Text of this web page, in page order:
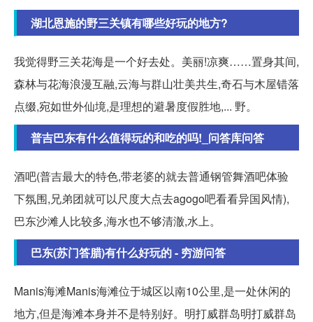
湖北恩施的野三关镇有哪些好玩的地方?
我觉得野三关花海是一个好去处。美丽!凉爽……置身其间,
森林与花海浪漫互融,云海与群山壮美共生,奇石与木屋错落
点缀,宛如世外仙境,是理想的避暑度假胜地,... 野。
普吉巴东有什么值得玩的和吃的吗!_问答库问答
酒吧(普吉最大的特色,带老婆的就去普通钢管舞酒吧体验
下氛围,兄弟团就可以尺度大点去agogo吧看看异国风情),
巴东沙滩人比较多,海水也不够清澈,水上。
巴东(苏门答腊)有什么好玩的 - 穷游问答
Manis海滩Manis海滩位于城区以南10公里,是一处休闲的
地方,但是海滩本身并不是特别好。明打威群岛明打威群岛